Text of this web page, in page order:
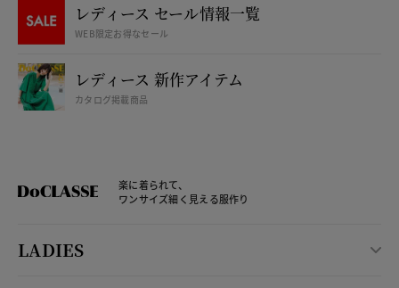
レディース セール情報一覧
WEB限定お得なセール
レディース 新作アイテム
カタログ掲載商品
楽に着られて、
ワンサイズ細く見える服作り
LADIES